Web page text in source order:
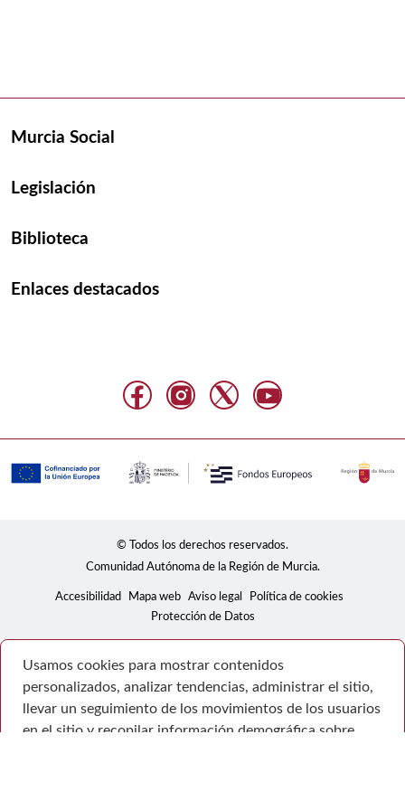
Murcia Social
Legislación
Biblioteca
Enlaces destacados
© Todos los derechos reservados.
Comunidad Autónoma de la Región de Murcia.
Accesibilidad Mapa web Aviso legal
Política de cookies
Protección de Datos
Usamos cookies para mostrar contenidos
personalizados, analizar tendencias, administrar el sitio,
llevar un seguimiento de los movimientos de los usuarios
en el sitio y recopilar información demográfica sobre